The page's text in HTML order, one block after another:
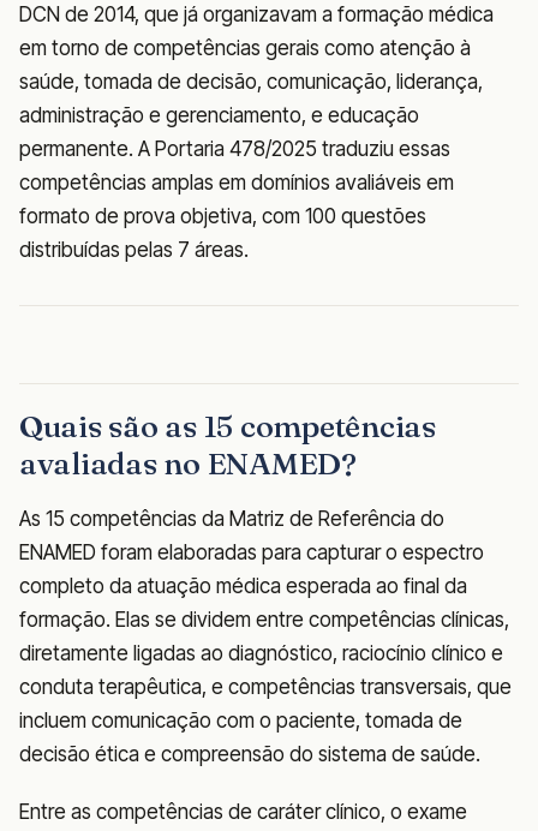
DCN de 2014, que já organizavam a formação médica
em torno de competências gerais como atenção à
saúde, tomada de decisão, comunicação, liderança,
administração e gerenciamento, e educação
permanente. A Portaria 478/2025 traduziu essas
competências amplas em domínios avaliáveis em
formato de prova objetiva, com 100 questões
distribuídas pelas 7 áreas.
Quais são as 15 competências
avaliadas no ENAMED?
As 15 competências da Matriz de Referência do
ENAMED foram elaboradas para capturar o espectro
completo da atuação médica esperada ao final da
formação. Elas se dividem entre competências clínicas,
diretamente ligadas ao diagnóstico, raciocínio clínico e
conduta terapêutica, e competências transversais, que
incluem comunicação com o paciente, tomada de
decisão ética e compreensão do sistema de saúde.
Entre as competências de caráter clínico, o exame